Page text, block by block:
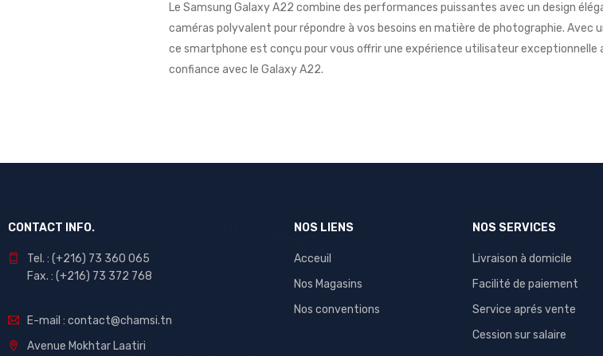
Le Samsung Galaxy A22 combine des performances puissantes avec un design
caméras polyvalent pour répondre à vos besoins en matière de photographie.
ce smartphone est conçu pour vous offrir une expérience utilisateur exceptionnelle
confiance avec le Galaxy A22.
CONTACT INFO.
Tel. : (+216) 73 360 065
Fax. : (+216) 73 372 768
E-mail : contact@chamsi.tn
Avenue Mokhtar Laatiri
NOS LIENS
Acceuil
Nos Magasins
Nos conventions
NOS SERVICES
Livraison à domicile
Facilité de paiement
Service aprés vente
Cession sur salaire